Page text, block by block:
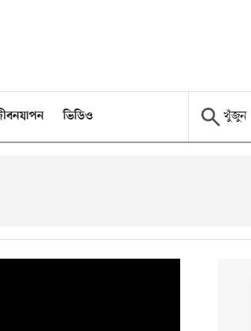
ভিডিও খুঁজুন